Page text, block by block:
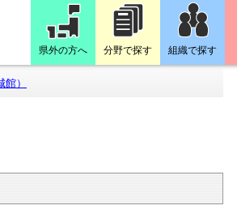
県外の方へ 分野で探す 組織で探す
）